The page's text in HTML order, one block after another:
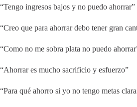
“Tengo ingresos bajos y no puedo ahorrar”
“Creo que para ahorrar debo tener gran
“Como no me sobra plata no puedo
“Ahorrar es mucho sacrificio y esfuerzo”
“Para qué ahorro si yo no tengo metas